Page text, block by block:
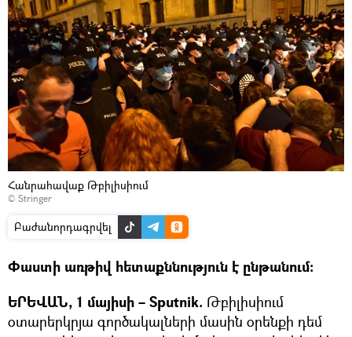
Հանրահավաք Թբիլիսիում
© Stringer
Բաժանորդագրվել
Փաստի առթիվ հետաքննություն է ընթանում։
ԵՐԵՎԱՆ, 1 մայիսի – Sputnik. Թբիլիսիում
օտարերկրյա գործակալների մասին օրենքի դեմ